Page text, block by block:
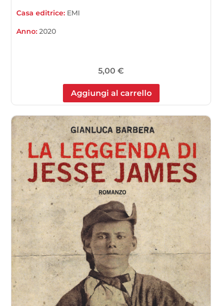
Casa editrice: EMI
Anno:2020
5,00 €
Aggiungi al carrello